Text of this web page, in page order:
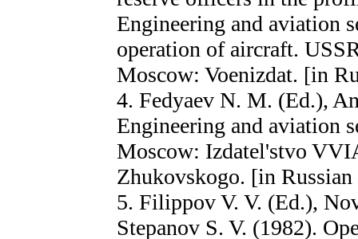
Engineering and aviation
operation of aircraft.
Moscow: Voenizdat. [in
4. Fedyaev N. M. (Ed.),
Engineering and aviation
Moscow: Izdatel'stvo
Zhukovskogo. [in Russian
5. Filippov V. V. (Ed.),
Stepanov S. V. (1982).